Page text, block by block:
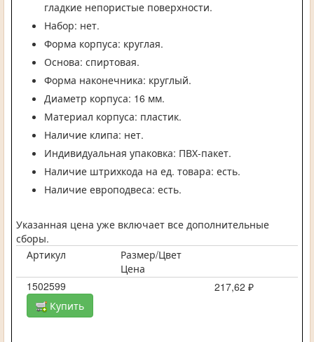
гладкие непористые поверхности.
Набор: нет.
Форма корпуса: круглая.
Основа: спиртовая.
Форма наконечника: круглый.
Диаметр корпуса: 16 мм.
Материал корпуса: пластик.
Наличие клипа: нет.
Индивидуальная упаковка: ПВХ-пакет.
Наличие штрихкода на ед. товара: есть.
Наличие европодвеса: есть.
Указанная цена уже включает все дополнительные
сборы.
Артикул
Размер/Цвет
Цена
1502599
217,62 ₽
Купить